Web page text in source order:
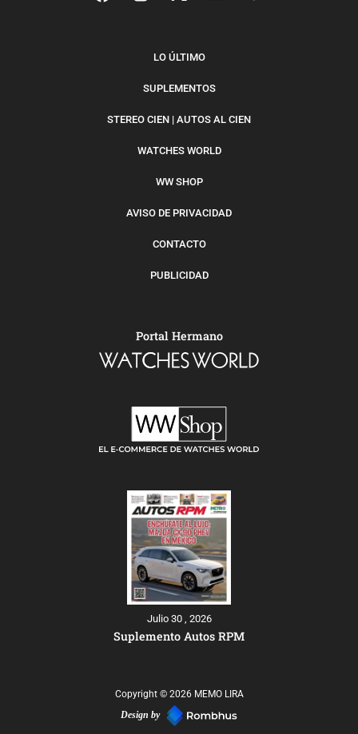
LO ÚLTIMO
SUPLEMENTOS
STEREO CIEN | AUTOS AL CIEN
WATCHES WORLD
WW SHOP
AVISO DE PRIVACIDAD
CONTACTO
PUBLICIDAD
Portal Hermano
Julio 30 , 2026
Suplemento Autos RPM
Copyright © 2026 MEMO LIRA
Design by